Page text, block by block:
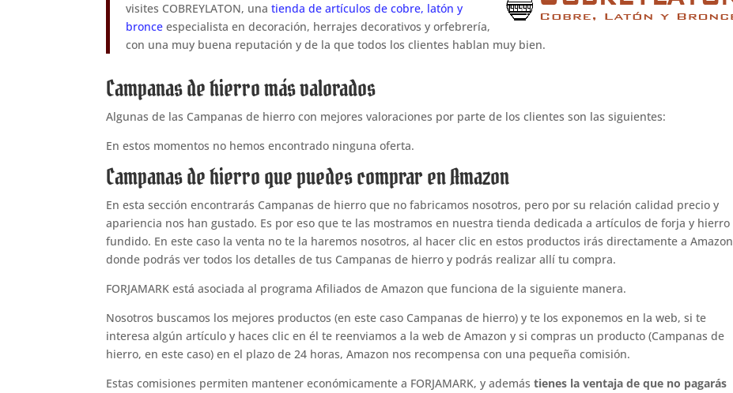
visites COBREYLATON, unatienda de artículos de cobre, latón y
bronce especialista en decoración, herrajes decorativos y orfebrería,
con una muy buena reputación y de la que todos los clientes hablan muy bien.
Campanas de hierro más valorados
Algunas de las Campanas de hierro con mejores valoraciones por parte de los clientes son las siguientes:
En estos momentos no hemos encontrado ninguna oferta.
Campanas de hierro que puedes comprar en Amazon
En esta sección encontrarás Campanas de hierro que no fabricamos nosotros, pero por su relación calidad precio y
apariencia nos han gustado. Es por eso que te las mostramos en nuestra tienda dedicada a artículos de forja y hierro
fundido. En este caso la venta no te la haremos nosotros, al hacer clic en estos productos irás directamente a Amazon
donde podrás ver todos los detalles de tus Campanas de hierro y podrás realizar allí tu compra.
FORJAMARK está asociada al programa Afiliados de Amazon que funciona de la siguiente manera.
Nosotros buscamos los mejores productos (en este caso Campanas de hierro) y te los exponemos en la web, si te
interesa algún artículo y haces clic en él te reenviamos a la web de Amazon y si compras un producto (Campanas de
hierro, en este caso) en el plazo de 24 horas, Amazon nos recompensa con una pequeña comisión.
Estas comisiones permiten mantener económicamente a FORJAMARK, y ademástienes la ventaja de que no pagarás